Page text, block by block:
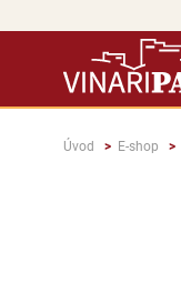
Úvod E-shop